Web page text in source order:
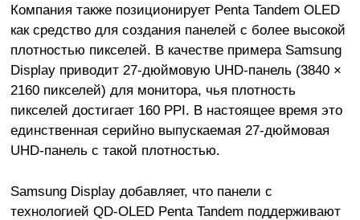
Компания также позиционирует Penta Tandem OLED
как средство для создания панелей с более высокой
плотностью пикселей. В качестве примера Samsung
Display приводит 27-дюймовую UHD-панель (3840 ×
2160 пикселей) для монитора, чья плотность
пикселей достигает 160 PPI. В настоящее время это
единственная серийно выпускаемая 27-дюймовая
UHD-панель с такой плотностью.
Samsung Display добавляет, что панели с
технологией QD-OLED Penta Tandem поддерживают